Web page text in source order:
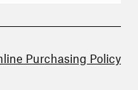
Purchasing Policy